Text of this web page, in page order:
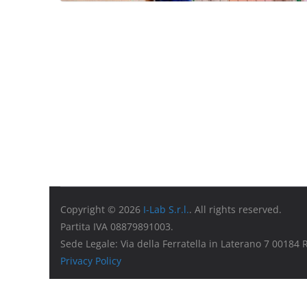
Copyright © 2026 I-Lab S.r.l.. All rights reserved.
Partita IVA 08879891003.
Sede Legale: Via della Ferratella in Laterano 7 00184
Privacy Policy